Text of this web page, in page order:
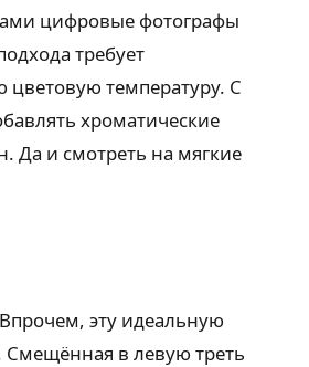
цифровые фотографы
требует
температуру. С
хроматические
Да и смотреть на мягкие
эту идеальную
Смещённая в левую треть